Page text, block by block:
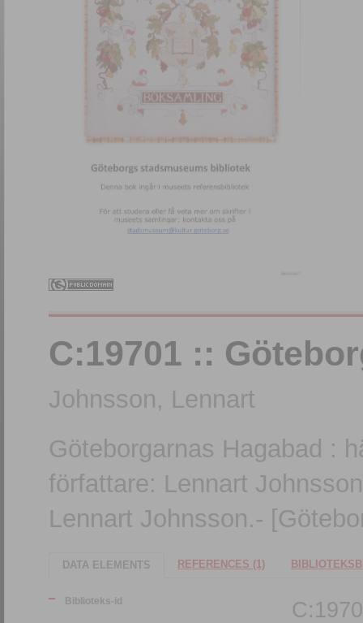
C:19701 ::
Johnsson, Lennart
Göteborgarnas Hagabad :
författare: Lennart
Lennart Johnsson.-
DATA ELEMENTS REFERENCES (1)
Biblioteks-id